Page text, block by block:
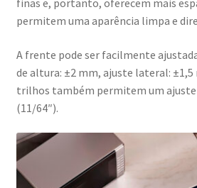
permitem uma aparência limpa e
A frente pode ser facilmente
de altura: ±2 mm, ajuste lateral:
trilhos também permitem um ajuste
(11/64″).